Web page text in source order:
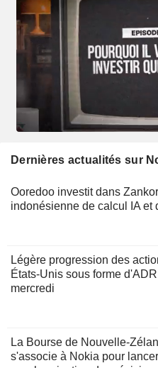
Dernières actualités sur
Ooredoo investit dans
indonésienne de calcul IA et
Légère progression des
États-Unis sous forme
mercredi
La Bourse de Nouvelle-
s'associe à Nokia pour